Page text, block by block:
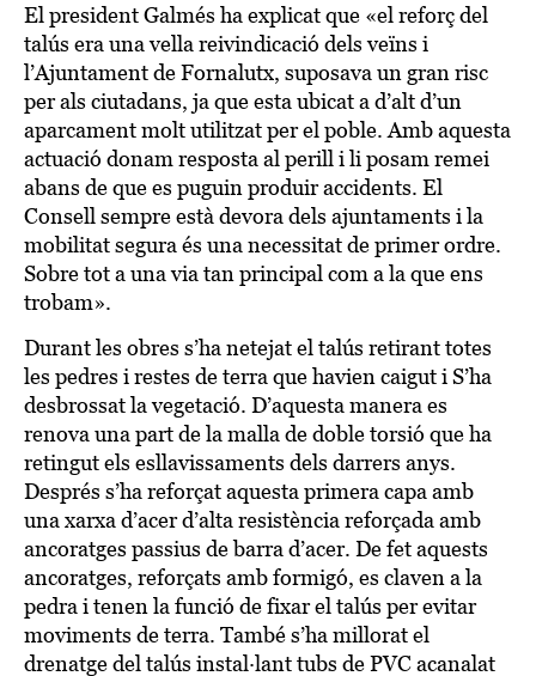
El president Galmés ha explicat que «el reforç del
talús era una vella reivindicació dels veïns i
l’Ajuntament de Fornalutx, suposava un gran risc
per als ciutadans, ja que esta ubicat a d’alt d’un
aparcament molt utilitzat per el poble. Amb aquesta
actuació donam resposta al perill i li posam remei
abans de que es puguin produir accidents. El
Consell sempre està devora dels ajuntaments i la
mobilitat segura és una necessitat de primer ordre.
Sobre tot a una via tan principal com a la que ens
trobam».
Durant les obres s’ha netejat el talús retirant totes
les pedres i restes de terra que havien caigut i S’ha
desbrossat la vegetació. D’aquesta manera es
renova una part de la malla de doble torsió que ha
retingut els esllavissaments dels darrers anys.
Després s’ha reforçat aquesta primera capa amb
una xarxa d’acer d’alta resistència reforçada amb
ancoratges passius de barra d’acer. De fet aquests
ancoratges, reforçats amb formigó, es claven a la
pedra i tenen la funció de fixar el talús per evitar
moviments de terra. També s’ha millorat el
drenatge del talús instal·lant tubs de PVC acanalat